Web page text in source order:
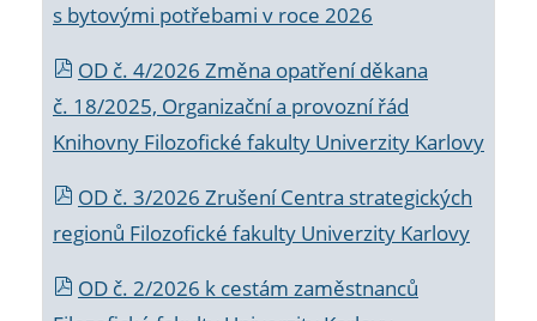
s bytovými potřebami v roce 2026
OD č. 4/2026 Změna opatření děkana
č. 18/2025, Organizační a provozní řád
Knihovny Filozofické fakulty Univerzity Karlovy
OD č. 3/2026 Zrušení Centra strategických
regionů Filozofické fakulty Univerzity Karlovy
OD č. 2/2026 k cestám zaměstnanců